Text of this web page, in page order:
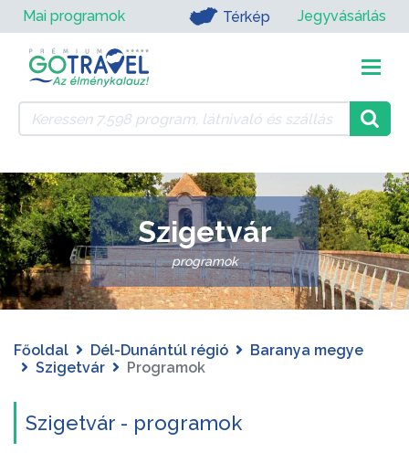
Mai programok Térkép Jegyvásárlás
Szigetvár
programok
Főoldal Dél-Dunántúl régió
Baranya megye
Szigetvár
Programok
Szigetvár - programok